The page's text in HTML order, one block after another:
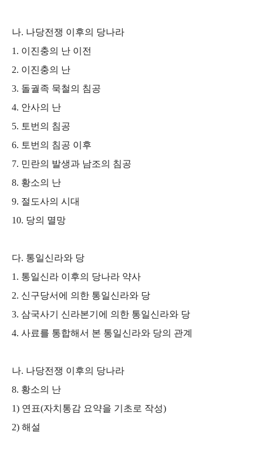
나. 나당전쟁 이후의 당나라
1. 이진충의 난 이전
2. 이진충의 난
3. 돌궐족 묵철의 침공
4. 안사의 난
5. 토번의 침공
6. 토번의 침공 이후
7. 민란의 발생과 남조의 침공
8. 황소의 난
9. 절도사의 시대
10. 당의 멸망
다. 통일신라와 당
1. 통일신라 이후의 당나라 약사
2. 신구당서에 의한 통일신라와 당
3. 삼국사기 신라본기에 의한 통일신라와 당
4. 사료를 통합해서 본 통일신라와 당의 관계
나. 나당전쟁 이후의 당나라
8. 황소의 난
1) 연표(자치통감 요약을 기초로 작성)
2) 해설